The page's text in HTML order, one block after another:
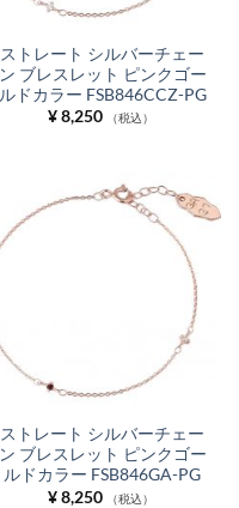
ストレート シルバーチェー
ン ブレスレット ピンクゴー
ルドカラー FSB846CCZ-PG
¥8,250 （税込）
ストレート シルバーチェー
ン ブレスレット ピンクゴー
ルドカラー FSB846GA-PG
¥8,250 （税込）